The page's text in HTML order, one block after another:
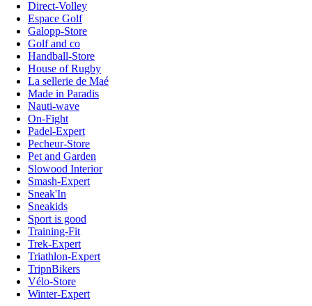
Direct-Volley
Espace Golf
Galopp-Store
Golf and co
Handball-Store
House of Rugby
La sellerie de Maé
Made in Paradis
Nauti-wave
On-Fight
Padel-Expert
Pecheur-Store
Pet and Garden
Slowood Interior
Smash-Expert
Sneak'In
Sneakids
Sport is good
Training-Fit
Trek-Expert
Triathlon-Expert
TripnBikers
Vélo-Store
Winter-Expert